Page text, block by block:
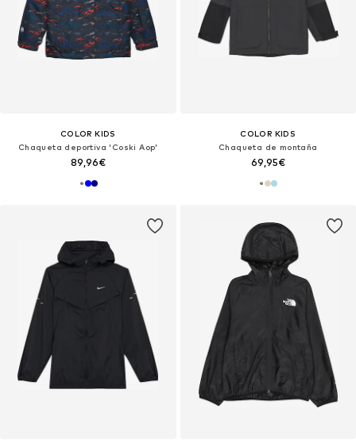
COLOR KIDS
Chaqueta deportiva 'Coski Aop'
89,96€
COLOR KIDS
Chaqueta de montaña
69,95€